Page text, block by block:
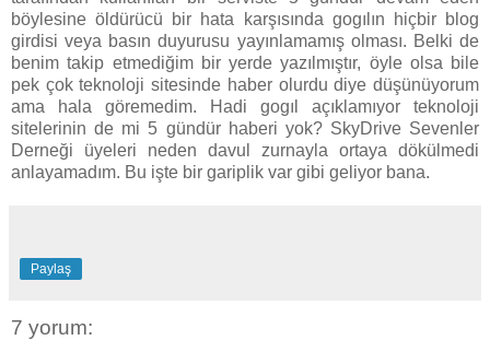
böylesine öldürücü bir hata karşısında gogılın hiçbir blog
girdisi veya basın duyurusu yayınlamamış olması. Belki de
benim takip etmediğim bir yerde yazılmıştır, öyle olsa bile
pek çok teknoloji sitesinde haber olurdu diye düşünüyorum
ama hala göremedim. Hadi gogıl açıklamıyor teknoloji
sitelerinin de mi 5 gündür haberi yok? SkyDrive Sevenler
Derneği üyeleri neden davul zurnayla ortaya dökülmedi
anlayamadım. Bu işte bir gariplik var gibi geliyor bana.
Paylaş
7 yorum: